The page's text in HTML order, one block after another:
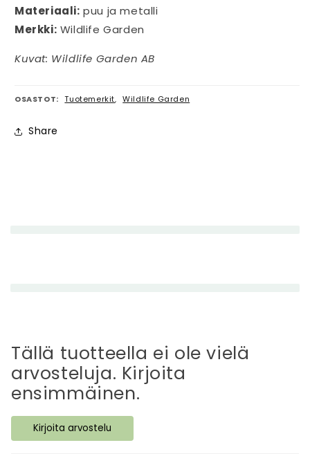
Materiaali: puu ja metalli
Merkki: Wildlife Garden
Kuvat: Wildlife Garden AB
OSASTOT: Tuotemerkit, Wildlife Garden
Share
t
ä
v
ä
s
i
Tällä tuotteella ei ole vielä
arvosteluja. Kirjoita
ensimmäinen.
Kirjoita arvostelu